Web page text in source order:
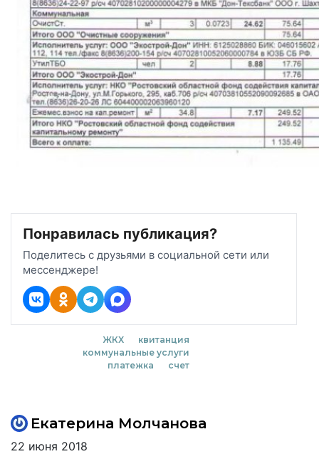
Понравилась публикация?
Поделитесь с друзьями в социальной сети или
мессенджере!
ЖКХ
квитанция
коммунальные услуги
платежка
счет
Екатерина Молчанова
22 июня 2018